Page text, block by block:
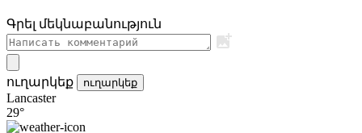
Գրել մեկնաբանություն
ուղարկեք ուղարկեք
Lancaster
29°